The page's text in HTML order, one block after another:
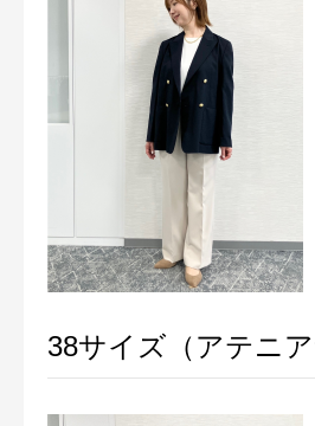
ギフト
ご利用ガイド
よくあるご質
38サイズ（アテニ